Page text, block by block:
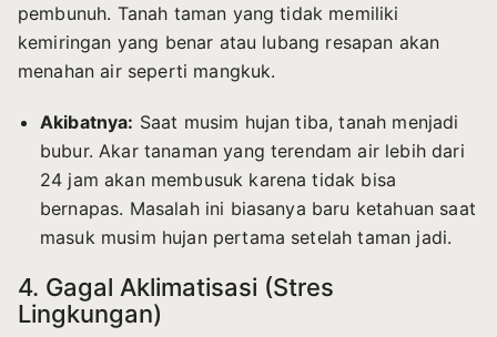
pembunuh. Tanah taman yang tidak memiliki
kemiringan yang benar atau lubang resapan akan
menahan air seperti mangkuk.
Akibatnya: Saat musim hujan tiba, tanah menjadi
bubur. Akar tanaman yang terendam air lebih dari
24 jam akan membusuk karena tidak bisa
bernapas. Masalah ini biasanya baru ketahuan saat
masuk musim hujan pertama setelah taman jadi.
4. Gagal Aklimatisasi (Stres
Lingkungan)